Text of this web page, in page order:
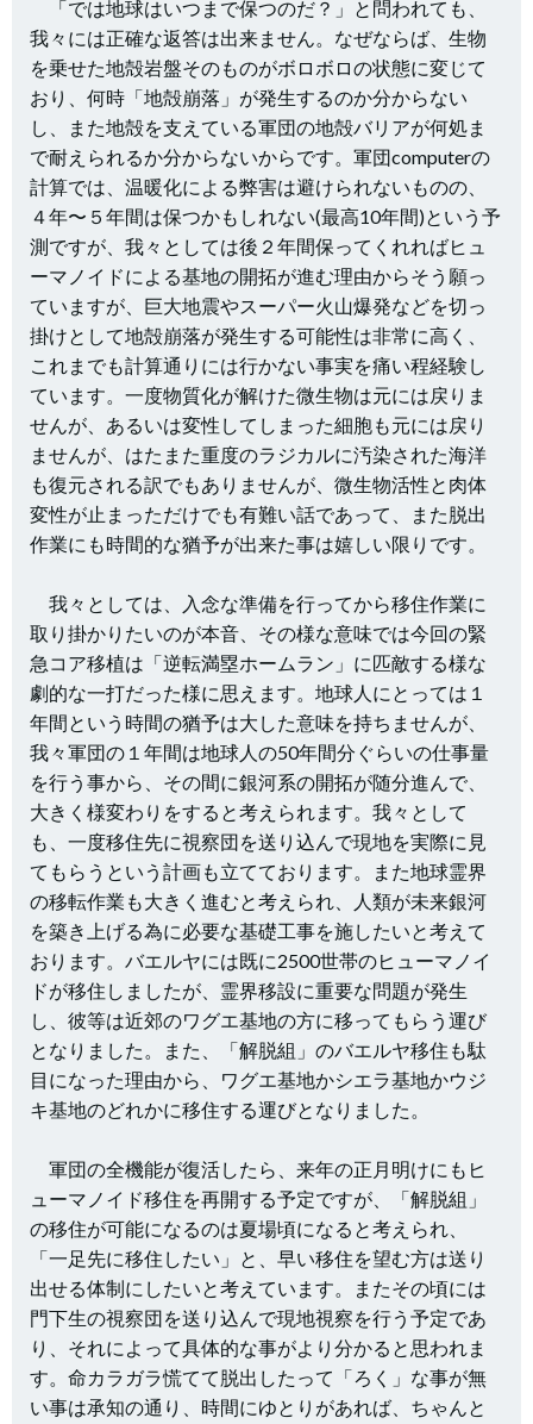
「では地球はいつまで保つのだ？」と問われても、
我々には正確な返答は出来ません。なぜならば、生物
を乗せた地殻岩盤そのものがボロボロの状態に変じて
おり、何時「地殻崩落」が発生するのか分からない
し、また地殻を支えている軍団の地殻バリアが何処ま
で耐えられるか分からないからです。軍団computerの
計算では、温暖化による弊害は避けられないものの、
４年〜５年間は保つかもしれない(最高10年間)という予
測ですが、我々としては後２年間保ってくれればヒュ
ーマノイドによる基地の開拓が進む理由からそう願っ
ていますが、巨大地震やスーパー火山爆発などを切っ
掛けとして地殻崩落が発生する可能性は非常に高く、
これまでも計算通りには行かない事実を痛い程経験し
ています。一度物質化が解けた微生物は元には戻りま
せんが、あるいは変性してしまった細胞も元には戻り
ませんが、はたまた重度のラジカルに汚染された海洋
も復元される訳でもありませんが、微生物活性と肉体
変性が止まっただけでも有難い話であって、また脱出
作業にも時間的な猶予が出来た事は嬉しい限りです。
我々としては、入念な準備を行ってから移住作業に
取り掛かりたいのが本音、その様な意味では今回の緊
急コア移植は「逆転満塁ホームラン」に匹敵する様な
劇的な一打だった様に思えます。地球人にとっては１
年間という時間の猶予は大した意味を持ちませんが、
我々軍団の１年間は地球人の50年間分ぐらいの仕事量
を行う事から、その間に銀河系の開拓が随分進んで、
大きく様変わりをする と考えられます。我々として
も、一度移住先に視察団を送り込んで現地を実際に見
てもらうという計画も立てております。また地球霊界
の移転作業も大きく進むと考えられ、人類が未来銀河
を築き上げる為に必要な基礎工事を施したいと考えて
おります。バエルヤには既に2500世帯のヒューマノイ
ドが移住しましたが、霊界移設に重要な問題が発生
し、彼等は近郊のワグエ基地の方に移ってもらう運び
となりました。また、「解脱組」のバエルヤ移住も駄
目になった理由から、ワグエ基地かシエラ基地かウジ
キ基地のどれかに移住する運びとなりました。
軍団の全機能が復活したら、来年の正月明けにもヒ
ューマノイド移住を再開する予定ですが、「解脱組」
の移住が可能になるのは夏場頃になると考えられ、
「一足先に移住したい」と、早い移住を望む方は送り
出せる体制にしたいと考えています。またその頃には
門下生の視察団を送り込んで現地視察を行う予定であ
り、それによって具体的な事がより分かると思われま
す。命カラガラ慌てて脱出したって「ろく」な事が無
い事は承知の通り、時間にゆとりがあれば、ちゃんと